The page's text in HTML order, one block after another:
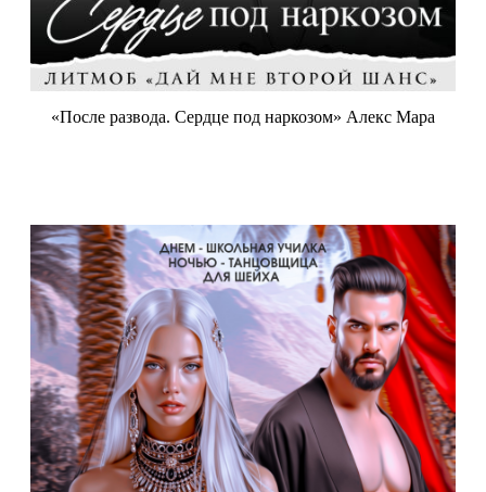
«После развода. Сердце под наркозом» Алекс Мара